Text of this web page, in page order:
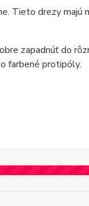
Tieto drezy majú
zapadnúť do
farbené protipóly.